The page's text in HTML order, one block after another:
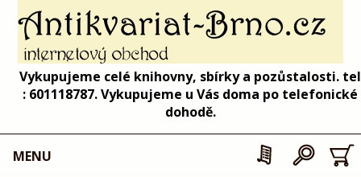
Vykupujeme celé knihovny, sbírky a pozůstalosti. tel
: 601118787. Vykupujeme u Vás doma po telefonické
dohodě.
MENU